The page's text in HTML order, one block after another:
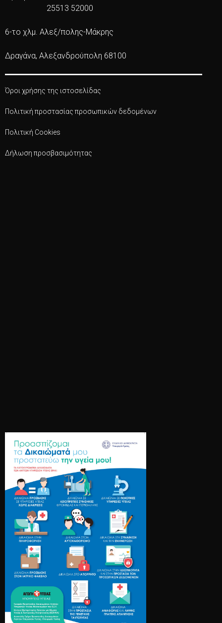
25513 52000
6-το χλμ. Αλεξ/πολης-Μάκρης
Δραγάνα, Αλεξανδρούπολη 68100
Όροι χρήσης της ιστοσελίδας
Πολιτική προστασίας προσωπικών δεδομένων
Πολιτική Cookies
Δήλωση προσβασιμότητας